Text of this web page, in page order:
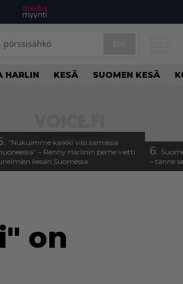
HARLIN KESÄ SUOMEN KESÄ
”Nukuimme kaikki viisi samassa
– Renny Harlinin perhe vietti
kesän Suomessa
6.
– tänne
on